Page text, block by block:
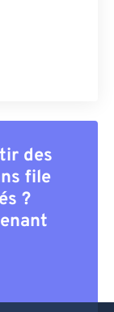
des
file
?